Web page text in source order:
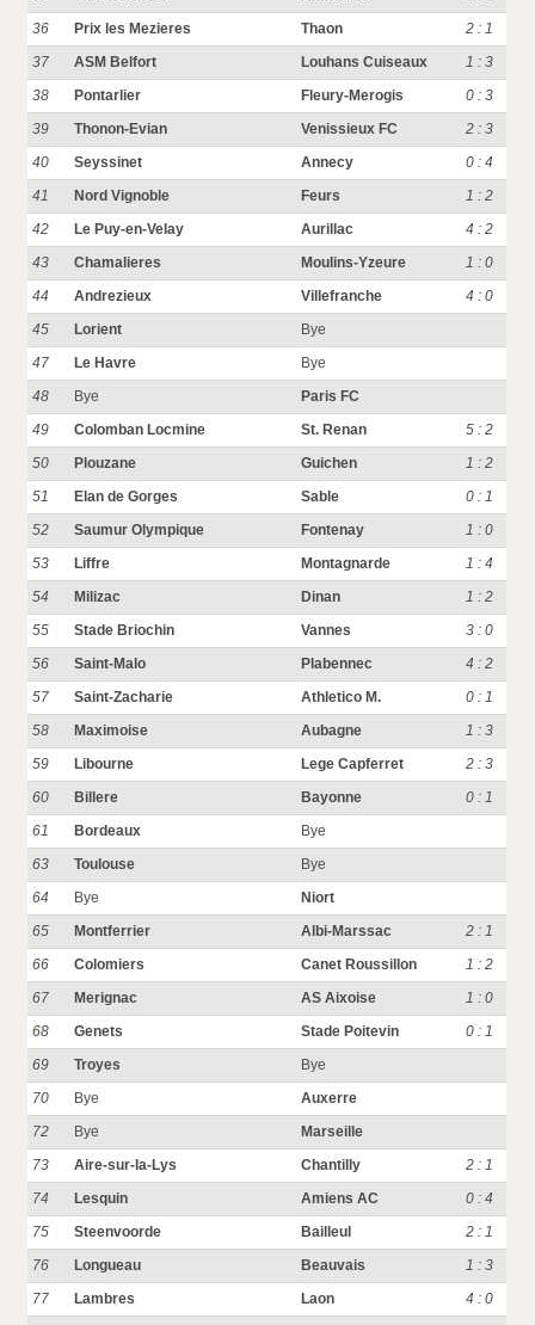
36
Prix les Mezieres Thaon
2 : 1
37
ASM Belfort Louhans Cuiseaux
1 : 3
38
Pontarlier Fleury-Merogis
0 : 3
39
Thonon-Evian Venissieux FC
2 : 3
40
Seyssinet Annecy
0 : 4
41
Nord Vignoble Feurs
1 : 2
42
Le Puy-en-Velay Aurillac
4 : 2
43
Chamalieres Moulins-Yzeure
1 : 0
44
Andrezieux Villefranche
4 : 0
45
Lorient
Bye
47
Le Havre
Bye
48
Bye
Paris FC
49
Colomban Locmine St. Renan
5 : 2
50
Plouzane Guichen
1 : 2
51
Elan de Gorges Sable
0 : 1
52
Saumur Olympique Fontenay
1 : 0
53
Liffre Montagnarde
1 : 4
54
Milizac Dinan
1 : 2
55
Stade Briochin Vannes
3 : 0
56
Saint-Malo Plabennec
4 : 2
57
Saint-Zacharie Athletico M.
0 : 1
58
Maximoise Aubagne
1 : 3
59
Libourne Lege Capferret
2 : 3
60
Billere Bayonne
0 : 1
61
Bordeaux
Bye
63
Toulouse
Bye
64
Bye
Niort
65
Montferrier Albi-Marssac
2 : 1
66
Colomiers Canet Roussillon
1 : 2
67
Merignac AS Aixoise
1 : 0
68
Genets Stade Poitevin
0 : 1
69
Troyes
Bye
70
Bye
Auxerre
72
Bye
Marseille
73
Aire-sur-la-Lys Chantilly
2 : 1
74
Lesquin Amiens AC
0 : 4
75
Steenvoorde Bailleul
2 : 1
76
Longueau Beauvais
1 : 3
77
Lambres Laon
4 : 0